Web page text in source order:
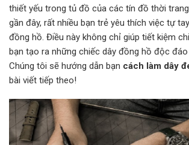
thiết yếu trong tủ đồ của các tín đồ thời
gần đây, rất nhiều bạn trẻ yêu thích việc tự
đồng hồ. Điều này không chỉ giúp tiết kiệm
bạn tạo ra những chiếc dây đồng hồ độc
Chúng tôi sẽ hướng dẫn bạn cách làm dây
bài viết tiếp theo!